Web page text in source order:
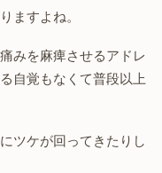
ますよね。
みを麻痺させるアドレ
自覚もなくて普段以上
ツケが回ってきたりし